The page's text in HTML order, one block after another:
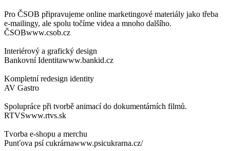
Pro ČSOB připravujeme online marketingové materiály jako třeba
e-mailingy, ale spolu točíme videa a mnoho dalšího.
ČSOBwww.csob.cz
Interiérový a grafický design
Bankovní Identitawww.bankid.cz
Kompletní redesign identity
AV Gastro
Spolupráce při tvorbě animací do dokumentárních filmů.
RTVSwww.rtvs.sk
Tvorba e-shopu a merchu
Punťova psí cukrárnawww.psicukrarna.cz/